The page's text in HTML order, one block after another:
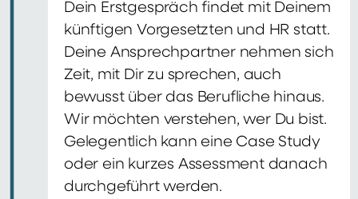
Dein Erstgespräch findet mit Deinem
künftigen Vorgesetzten und HR statt.
Deine Ansprechpartner nehmen sich
Zeit, mit Dir zu sprechen, auch
bewusst über das Berufliche hinaus.
Wir möchten verstehen, wer Du bist.
Gelegentlich kann eine Case Study
oder ein kurzes Assessment danach
durchgeführt werden.